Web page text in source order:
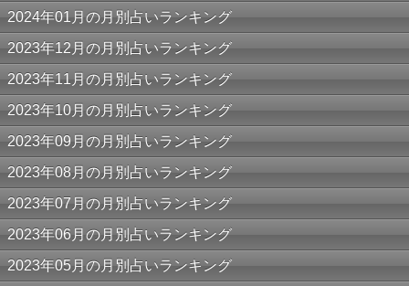
2024年01月の月別占いランキング
2023年12月の月別占いランキング
2023年11月の月別占いランキング
2023年10月の月別占いランキング
2023年09月の月別占いランキング
2023年08月の月別占いランキング
2023年07月の月別占いランキング
2023年06月の月別占いランキング
2023年05月の月別占いランキング